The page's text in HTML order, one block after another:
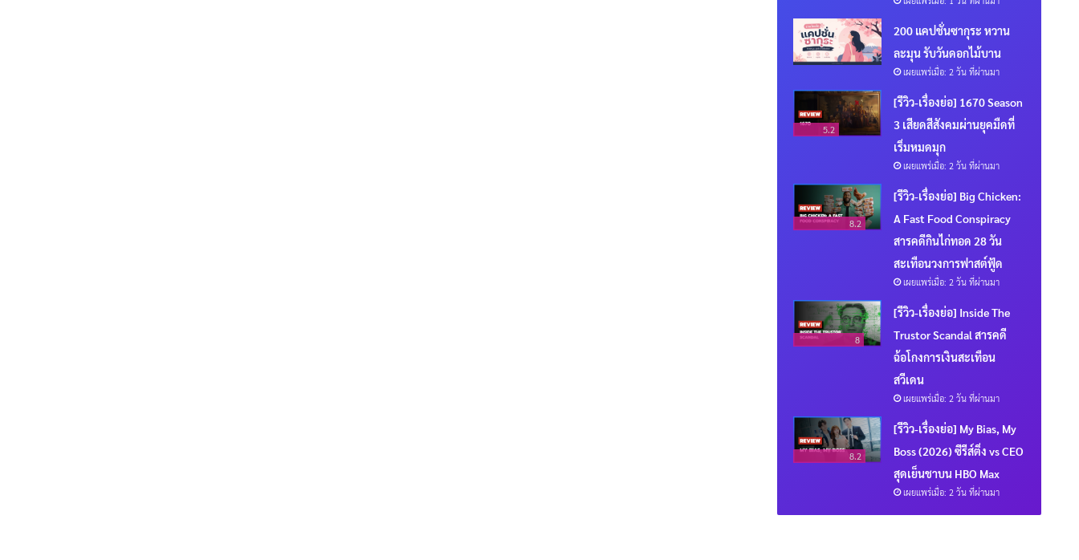
200 แคปชั่นซากุระ หวาน
ละมุน รับวันดอกไม้บาน
เผยแพร่เมื่อ: 2 วัน ที่ผ่านมา
5.2
[รีวิว-เรื่องย่อ] 1670 Season
3 เสียดสีสังคมผ่านยุคมืดที่
เริ่มหมดมุก
เผยแพร่เมื่อ: 2 วัน ที่ผ่านมา
8.2
[รีวิว-เรื่องย่อ] Big Chicken:
A Fast Food Conspiracy
สารคดีกินไก่ทอด 28 วัน
สะเทือนวงการฟาสต์ฟู้ด
เผยแพร่เมื่อ: 2 วัน ที่ผ่านมา
8
[รีวิว-เรื่องย่อ] Inside The
Trustor Scandal สารคดี
ฉ้อโกงการเงินสะเทือน
สวีเดน
เผยแพร่เมื่อ: 2 วัน ที่ผ่านมา
8.2
[รีวิว-เรื่องย่อ] My Bias, My
Boss (2026) ซีรีส์ติ่ง vs CEO
สุดเย็นชาบน HBO Max
เผยแพร่เมื่อ: 2 วัน ที่ผ่านมา